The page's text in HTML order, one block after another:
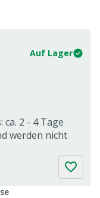
Auf Lager
2 - 4 Tage
werden nicht